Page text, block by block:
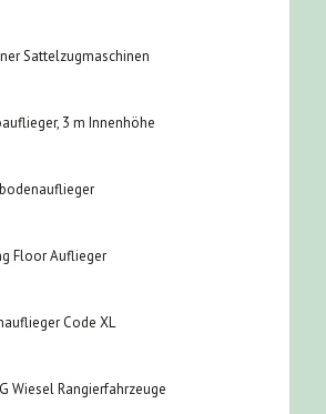
Sattelzugmaschinen
3 m Innenhöhe
Floor Auflieger
Code XL
Wiesel Rangierfahrzeuge